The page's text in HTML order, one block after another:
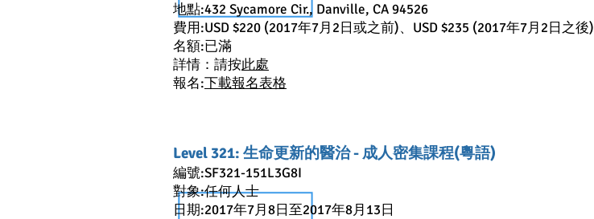
地點:432 Sycamore Cir., Danville, CA 94526
費用:USD $220 (2017年7月2日或之前)、USD $235 (2017年7月2日之後)
名額:已滿
詳情：請按此處
報名:下載報名表格
Level 321: 生命更新的醫治 - 成人密集課程(粵語)
編號:SF321-151L3G8I
對象:任何人士
日期:2017年7月8日至2017年8月13日